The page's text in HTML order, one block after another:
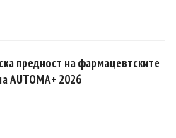
предност на фармацевтските
AUTOMA+ 2026